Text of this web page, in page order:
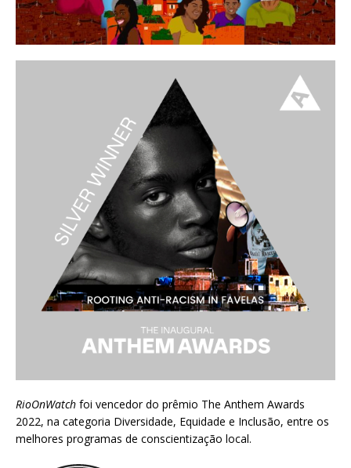
RioOnWatch foi vencedor do prêmio The Anthem Awards
2022, na categoria Diversidade, Equidade e Inclusão, entre os
melhores programas de conscientização local.